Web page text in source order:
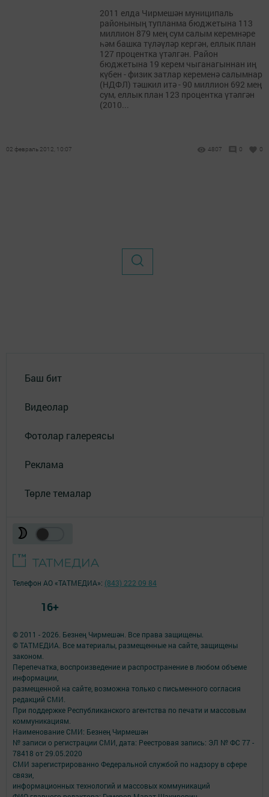
2011 елда Чирмешән муниципаль
районының тупланма бюджетына 113
миллион 879 мең сум салым керемнәре
һәм башка түләүләр кергән, еллык план
127 процентка үтәлгән. Район
бюджетына 19 керем чыганагыннан иң
күбен - физик затлар кеременә салымнар
(НДФЛ) тәшкил итә - 90 миллион 692 мең
сум, еллык план 123 процентка үтәлгән
(2010...
02 февраль 2012, 10:07 4807 0 0
Баш бит
Видеолар
Фотолар галереясы
Реклама
Төрле темалар
© 2011 - 2026. Безнең Чирмешән. Все права защищены.
© ТАТМЕДИА. Все материалы, размещенные на сайте, защищены
законом.
Перепечатка, воспроизведение и распространение в любом объеме
информации,
размещенной на сайте, возможна только с письменного согласия
редакций СМИ.
При поддержке Республиканского агентства по печати и массовым
коммуникациям.
Наименование СМИ: Безнең Чирмешән
№ записи о регистрации СМИ, дата: Реестровая запись: ЭЛ № ФС 77 -
78418 от 29.05.2020
СМИ зарегистрированно Федеральной службой по надзору в сфере
связи,
информационных технологий и массовых коммуникаций
Телефон АО «ТАТМЕДИА»: (843) 222 09 84
16+